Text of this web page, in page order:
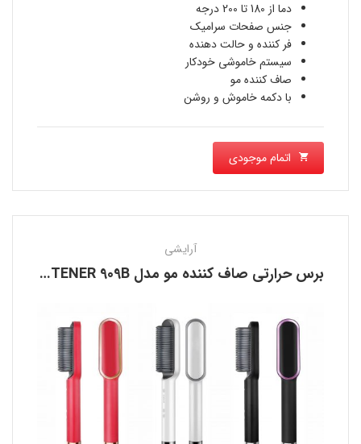
دما از 180 تا 200 درجه
جنس صفحات سرامیک
فر کننده و حالت دهنده
سیستم خاموشی خودکار
صاف کننده مو
با دکمه خاموش و روشن
اتمام موجودی
آرایشی
برس حرارتی صاف کننده مو مدل HAIR STRAIGHTENER 909B